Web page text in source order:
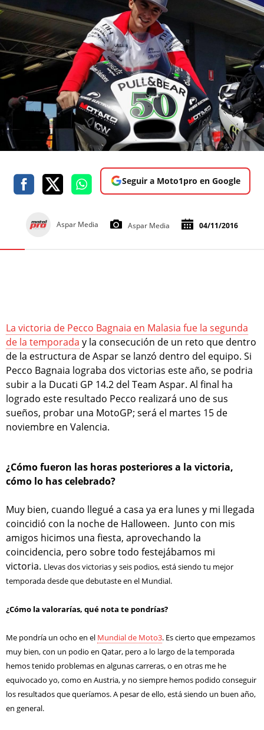
Seguir a Moto1pro en Google
Aspar Media Aspar Media 04/11/2016
La victoria de Pecco Bagnaia en Malasia fue la segunda
de la temporada y la consecución de un reto que dentro
de la estructura de Aspar se lanzó dentro del equipo. Si
Pecco Bagnaia lograba dos victorias este año, se podria
subir a la Ducati GP 14.2 del Team Aspar. Al final ha
logrado este resultado Pecco realizará uno de sus
sueños, probar una MotoGP; será el martes 15 de
noviembre en Valencia.
¿Cómo fueron las horas posteriores a la victoria,
cómo lo has celebrado?
Muy bien, cuando llegué a casa ya era lunes y mi llegada
coincidió con la noche de Halloween. Junto con mis
amigos hicimos una fiesta, aprovechando la
coincidencia, pero sobre todo festejábamos mi
victoria. Llevas dos victorias y seis podios, está siendo tu mejor
temporada desde que debutaste en el Mundial.
¿Cómo la valorarías, qué nota te pondrías?
Me pondría un ocho en el Mundial de Moto3. Es cierto que empezamos
muy bien, con un podio en Qatar, pero a lo largo de la temporada
hemos tenido problemas en algunas carreras, o en otras me he
equivocado yo, como en Austria, y no siempre hemos podido conseguir
los resultados que queríamos. A pesar de ello, está siendo un buen año,
en general.